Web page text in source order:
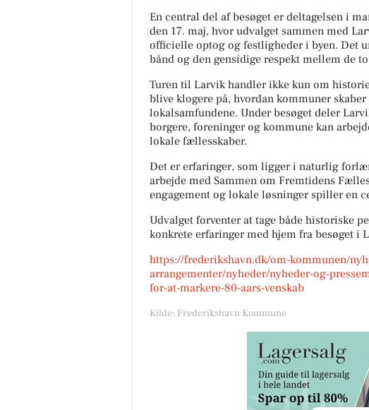
En central del af besøget er deltagelsen i
den 17. maj, hvor udvalget sammen med
officielle optog og festligheder i byen. Det
bånd og den gensidige respekt mellem de
Turen til Larvik handler ikke kun om
blive klogere på, hvordan kommuner
lokalsamfundene. Under besøget deler
borgere, foreninger og kommune kan
lokale fællesskaber.
Det er erfaringer, som ligger i naturlig
arbejde med Sammen om Fremtidens
engagement og lokale løsninger spiller en
Udvalget forventer at tage både historiske
konkrete erfaringer med hjem fra besøget i
https://frederikshavn.dk/om-kommunen/
arrangementer/nyheder/nyheder-og-
for-at-markere-80-aars-venskab
Kilde: Frederikshavn Kommune